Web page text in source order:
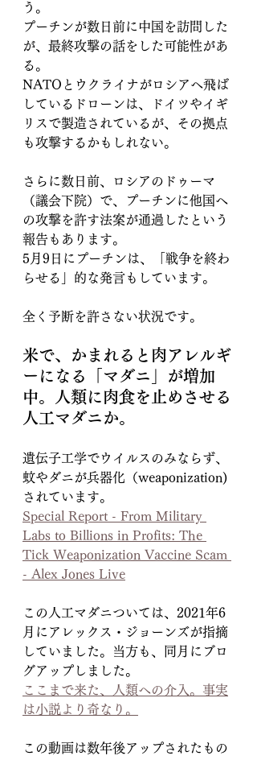
う。
プーチンが数日前に中国を訪問した
が、最終攻撃の話をした可能性があ
る。
NATOとウクライナがロシアへ飛ば
しているドローンは、ドイツやイギ
リスで製造されているが、その拠点
も攻撃するかもしれない。
さらに数日前、ロシアのドゥーマ
（議会下院）で、プーチンに他国へ
の攻撃を許す法案が通過したという
報告もあります。
5月9日にプーチンは、「戦争を終わ
らせる」的な発言もしています。
全く予断を許さない状況です。
米で、かまれると肉アレルギ
ーになる「マダニ」が増加
中。人類に肉食を止めさせる
人工マダニか。
遺伝子工学でウイルスのみならず、
蚊やダニが兵器化（weaponization)
されています。
Special Report - From Military
Labs to Billions in Profits: The
Tick Weaponization Vaccine Scam
- Alex Jones Live
この人工マダニついては、2021年6
月にアレックス・ジョーンズが指摘
していました。当方も、同月にブロ
グアップしました。
ここまで来た、人類への介入。事実
は小説より奇なり。
この動画は数年後アップされたもの